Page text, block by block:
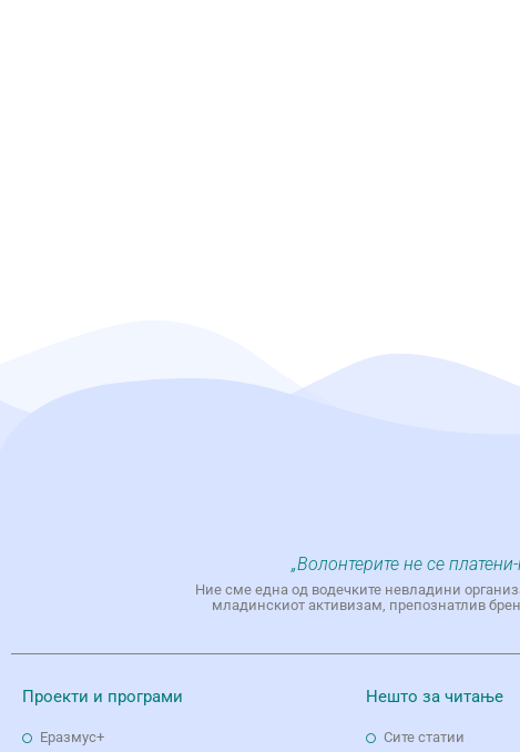
„Волонтерите не се
Ние сме една од водечките невладини
младинскиот активизам, препознатлив
Проекти и програми
Еразмус+
Нешто за читање
Сите статии